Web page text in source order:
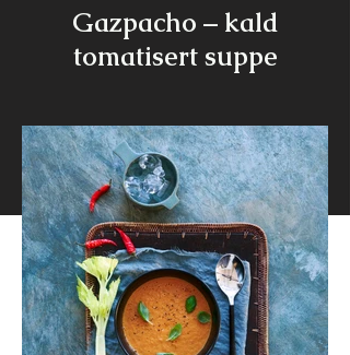
Gazpacho – kald
tomatisert suppe